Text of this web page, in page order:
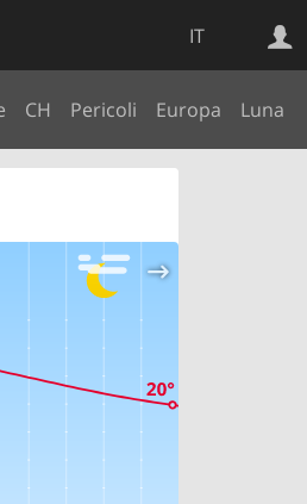
IT
CH Pericoli Europa Luna
Web